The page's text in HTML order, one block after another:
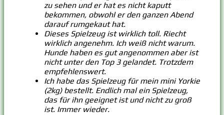
zu sehen und er hat es nicht kaputt
bekommen, obwohl er den ganzen Abend
darauf rumgekaut hat.
Dieses Spielzeug ist wirklich toll. Riecht
wirklich angenehm. Ich weiß nicht warum.
Hunde haben es gut angenommen aber ist
nicht unter den Top 3 gelandet. Trotzdem
empfehlenswert.
Ich habe das Spielzeug für mein mini Yorkie
(2kg) bestellt. Endlich mal ein Spielzeug,
das für ihn geeignet ist und nicht zu groß
ist. Immer wieder.